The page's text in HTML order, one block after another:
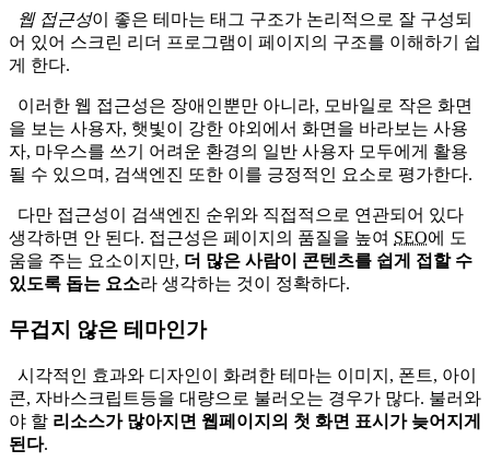
웹 접근성이 좋은 테마는 태그 구조가 논리적으로 잘 구성되
어 있어 스크린 리더 프로그램이 페이지의 구조를 이해하기 쉽
게 한다.
이러한 웹 접근성은 장애인뿐만 아니라, 모바일로 작은 화면
을 보는 사용자, 햇빛이 강한 야외에서 화면을 바라보는 사용
자, 마우스를 쓰기 어려운 환경의 일반 사용자 모두에게 활용
될 수 있으며, 검색엔진 또한 이를 긍정적인 요소로 평가한다.
다만 접근성이 검색엔진 순위와 직접적으로 연관되어 있다
생각하면 안 된다. 접근성은 페이지의 품질을 높여 SEO에 도
움을 주는 요소이지만, 더 많은 사람이 콘텐츠를 쉽게 접할 수
있도록 돕는 요소라 생각하는 것이 정확하다.
무겁지 않은 테마인가
시각적인 효과와 디자인이 화려한 테마는 이미지, 폰트, 아이
콘, 자바스크립트등을 대량으로 불러오는 경우가 많다. 불러와
야 할 리소스가 많아지면 웹페이지의 첫 화면 표시가 늦어지게
된다.